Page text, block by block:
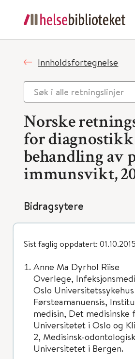
Innholdsfortegnelse
Norske
for diagnostikk
behandling av
immunsvikt,
Bidragsytere
Sist faglig oppdatert: 01.10.2015
Anne Ma Dyrhol Riise
Overlege,
Oslo Universitetssykehus
Førsteamanuensis,
medisin, Det medisinske
Universitetet i Oslo og
2, Medisinsk-
Universitetet i Bergen.